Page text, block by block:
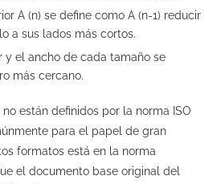
A (n) se define como A (n-1) reducir
a sus lados más cortos.
y el ancho de cada tamaño se
más cercano.
están definidos por la norma ISO
para el papel de gran
formatos está en la norma
el documento base original del